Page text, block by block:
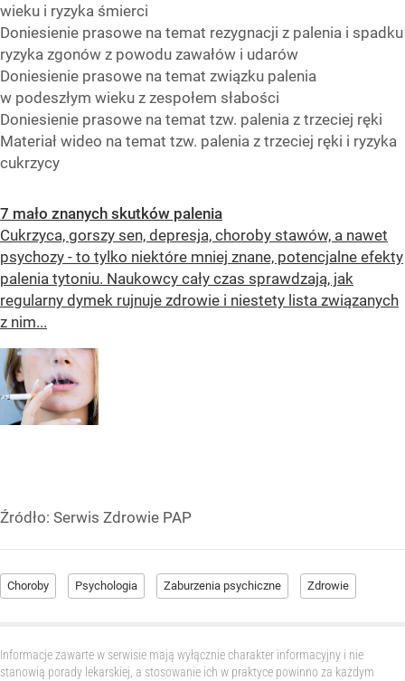
wieku i ryzyka śmierci
Doniesienie prasowe na temat rezygnacji z palenia i spadku
ryzyka zgonów z powodu zawałów i udarów
Doniesienie prasowe na temat związku palenia
w podeszłym wieku z zespołem słabości
Doniesienie prasowe na temat tzw. palenia z trzeciej ręki
Materiał wideo na temat tzw. palenia z trzeciej ręki i ryzyka
cukrzycy
7 mało znanych skutków palenia
Cukrzyca, gorszy sen, depresja, choroby stawów, a nawet
psychozy - to tylko niektóre mniej znane, potencjalne efekty
palenia tytoniu. Naukowcy cały czas sprawdzają, jak
regularny dymek rujnuje zdrowie i niestety lista związanych
z nim...
Źródło: Serwis Zdrowie PAP
Choroby Psychologia Zaburzenia psychiczne Zdrowie
Informacje zawarte w serwisie mają wyłącznie charakter informacyjny i nie
stanowią porady lekarskiej, a stosowanie ich w praktyce powinno za każdym